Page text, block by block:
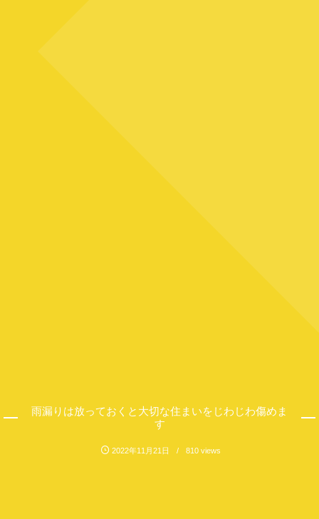
雨漏りは放っておくと大切な住まいをじわじわ傷めま
す
2022年11月21日 810 views